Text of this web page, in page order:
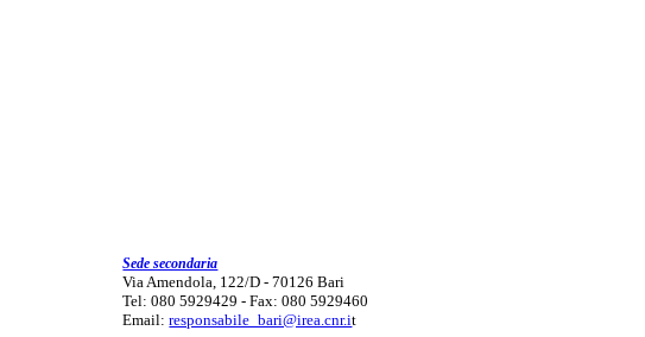
Sede secondaria
Via Amendola, 122/D - 70126 Bari
Tel: 080 5929429 - Fax: 080 5929460
Email:responsabile_bari@irea.cnr.it